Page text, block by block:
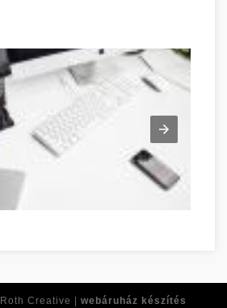
Roth Creative | webáruház készítés